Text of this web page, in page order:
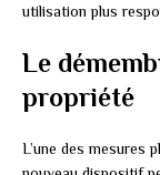
utilisation plus
Le
propriété
L’une des mesures